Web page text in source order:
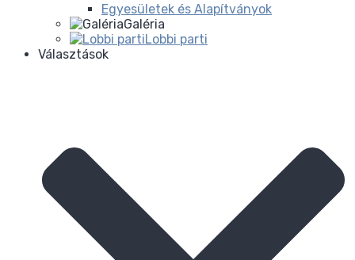
Egyesületek és Alapítványok
Galéria
Lobbi parti
Választások